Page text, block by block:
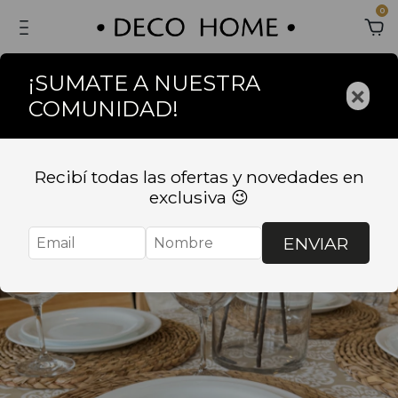
0
¡SUMATE A NUESTRA
COMUNIDAD!
×
Recibí todas las ofertas y novedades en
exclusiva 😉
ENVIAR